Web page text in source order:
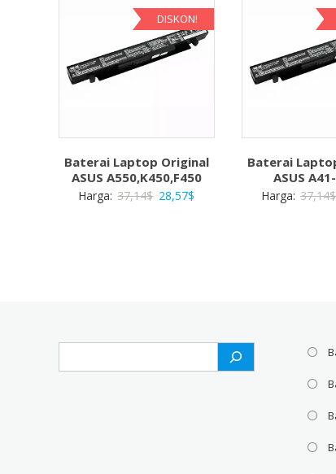
DISKON!
Baterai Laptop Original
ASUS A550,K450,F450
Harga: 37,14$ Harga
28,57$
Baterai
ASUS
Harga: 37,14$